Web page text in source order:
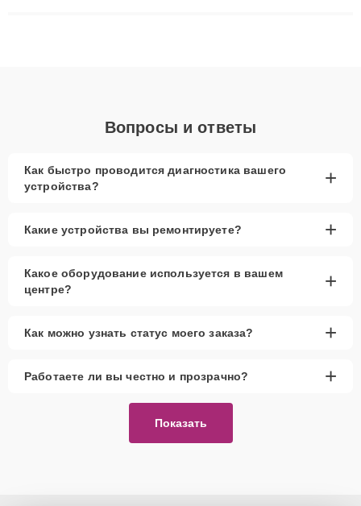
Вопросы и ответы
Как быстро проводится диагностика вашего
устройства?
+
Какие устройства вы ремонтируете? +
Какое оборудование используется в вашем
центре?
+
Как можно узнать статус моего заказа? +
Работаете ли вы честно и прозрачно? +
Показать